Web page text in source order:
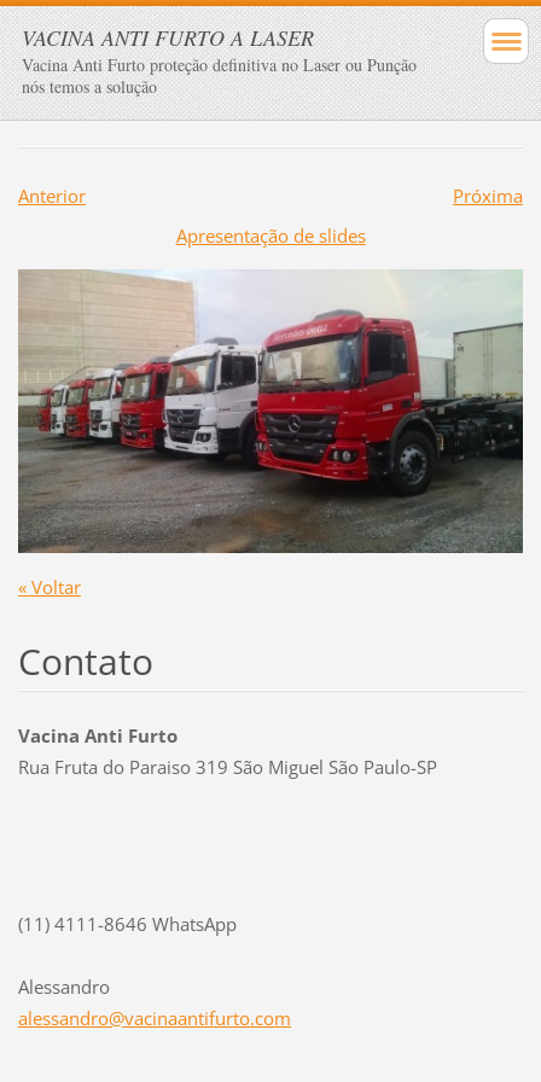
VACINA ANTI FURTO A LASER
Vacina Anti Furto proteção definitiva no Laser ou Punção
nós temos a solução
Anterior
Próxima
Apresentação de slides
« Voltar
Contato
Vacina Anti Furto
Rua Fruta do Paraiso 319 São Miguel São Paulo-SP
(11) 4111-8646 WhatsApp
Alessandro
alessandro@vacinaantifurto.com